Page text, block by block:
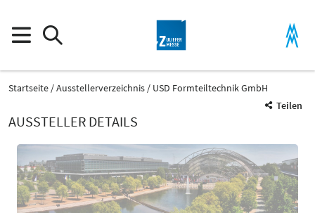
Startseite Ausstellerverzeichnis
USD Formteiltechnik GmbH
Teilen
AUSSTELLER DETAILS